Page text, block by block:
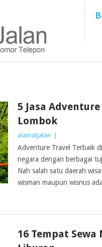
5 Jasa
Lombok
alamatjalan
Adventure Travel Terbaik
negara dengan berbagai
Nah salah satu daerah
wisman maupun wisnus
16 Tempat